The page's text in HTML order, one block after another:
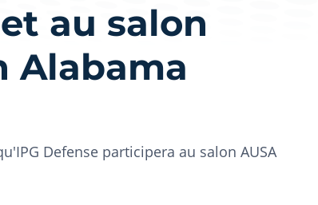
au salon
Alabama
Defense participera au salon AUSA